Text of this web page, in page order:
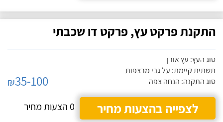
התקנת פרקט עץ, פרקט דו שכבתי
סוג העץ: עץ אורן
תשתית קיימת: על גבי מרצפות
סוג התקנה: הנחה צפה
₪35-100
לצפייה בהצעות מחיר
0 הצעות מחיר